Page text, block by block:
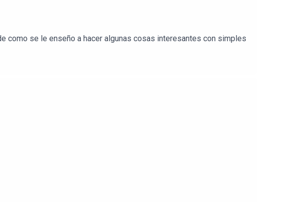
como se le enseño a hacer algunas cosas interesantes con simples